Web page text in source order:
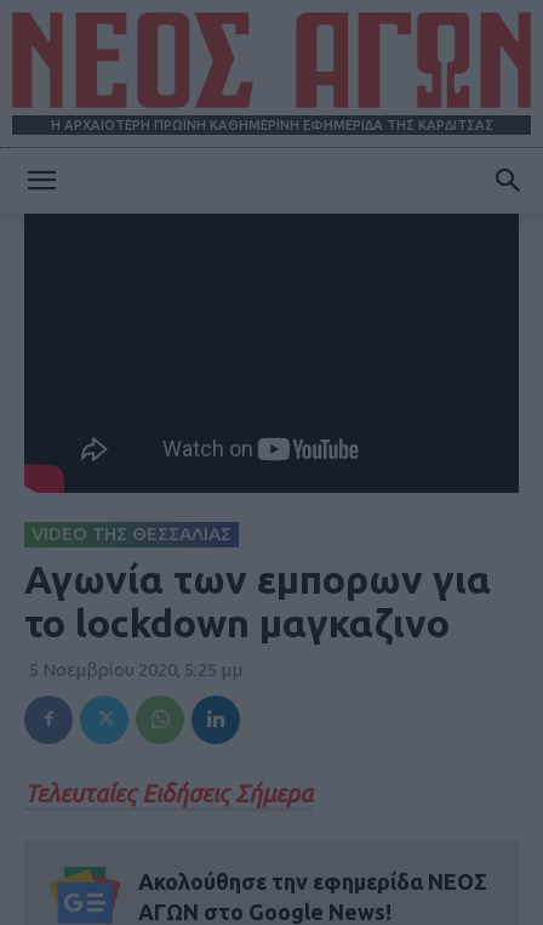
Η ΑΡΧΑΙΟΤΕΡΗ ΠΡΩΪΝΗ ΚΑΘΗΜΕΡΙΝΗ ΕΦΗΜΕΡΙΔΑ ΤΗΣ ΚΑΡΔΙΤΣΑΣ
VIDEO ΤΗΣ ΘΕΣΣΑΛΙΑΣ
Αγωνία των εμπορων για
το lockdown μαγκαζινο
5 Νοεμβρίου 2020, 5:25 μμ
Τελευταίες Ειδήσεις Σήμερα
Ακολούθησε την εφημερίδα ΝΕΟΣ
ΑΓΩΝ στο Google News!